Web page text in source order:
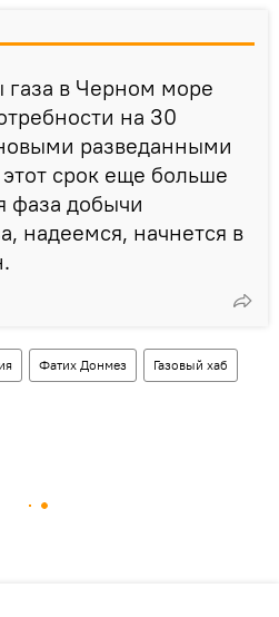
в Черном море
на 30
разведанными
срок еще больше
фаза добычи
надеемся, начнется в
Фатих Донмез Газовый хаб